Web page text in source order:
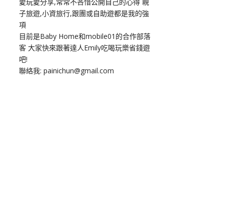
子旅遊,小資旅行,跟團或自助遊都是我的強
項
目前是Baby Home和mobile01的合作部落
客 大家快來跟著達人Emily吃喝玩樂省錢遊
吧!
聯絡我: painichun@gmail.com